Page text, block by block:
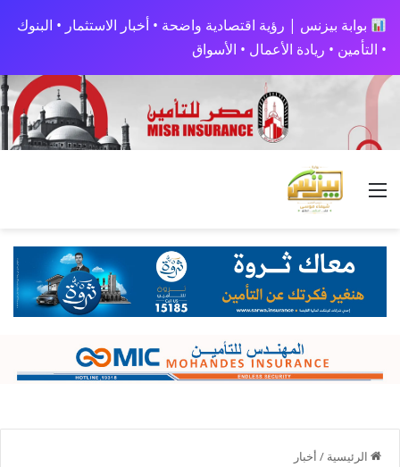
بوابة بيزنس | رؤية اقتصادية واضحة • أخبار الاستثمار • البنوك
• التأمين • ريادة الأعمال • الأسواق
القائمة
الرئيسية / أخبار